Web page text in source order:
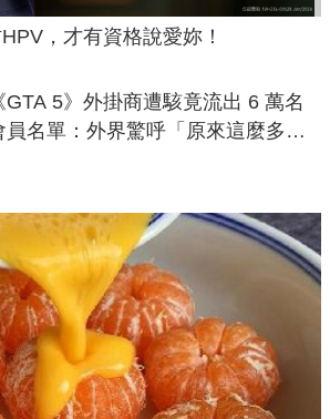
，才有資格說愛妳！
GTA 5》外掛商遭駭竟流出 6 萬名
員名單：外界驚呼「原來這麼多人